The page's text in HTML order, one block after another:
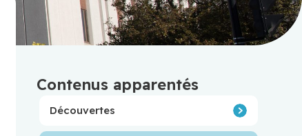
Contenus apparentés
Découvertes